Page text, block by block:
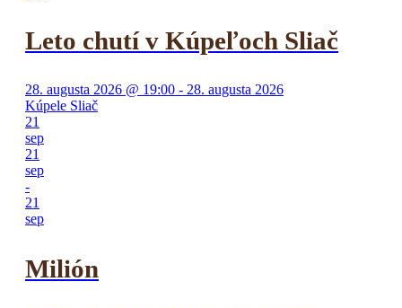
Leto chutí v Kúpeľoch Sliač
28. augusta 2026 @ 19:00 - 28. augusta 2026
Kúpele Sliač
21
sep
21
sep
-
21
sep
Milión